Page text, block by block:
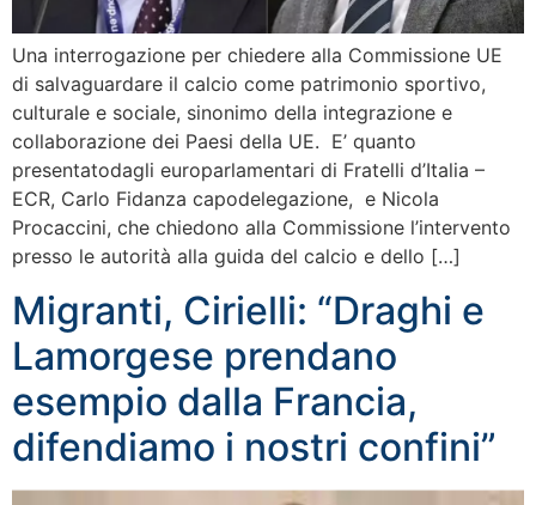
Una interrogazione per chiedere alla Commissione UE
di salvaguardare il calcio come patrimonio sportivo,
culturale e sociale, sinonimo della integrazione e
collaborazione dei Paesi della UE. E’ quanto
presentatodagli europarlamentari di Fratelli d’Italia –
ECR, Carlo Fidanza capodelegazione, e Nicola
Procaccini, che chiedono alla Commissione l’intervento
presso le autorità alla guida del calcio e dello […]
Migranti, Cirielli: “Draghi e
Lamorgese prendano
esempio dalla Francia,
difendiamo i nostri confini”